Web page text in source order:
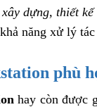
dựng, thiết
năng xử lý
phù
hay còn được